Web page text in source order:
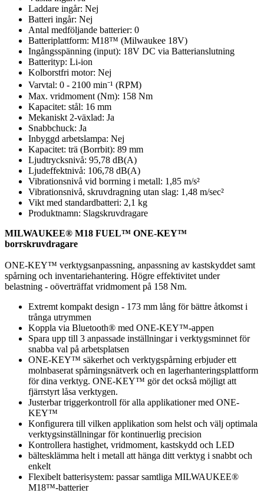
Laddare ingår: Nej
Batteri ingår: Nej
Antal medföljande batterier: 0
Batteriplattform: M18™ (Milwaukee 18V)
Ingångsspänning (input): 18V DC via Batterianslutning
Batterityp: Li-ion
Kolborstfri motor: Nej
Varvtal: 0 - 2100 min⁻¹ (RPM)
Max. vridmoment (Nm): 158 Nm
Kapacitet: stål: 16 mm
Mekaniskt 2-växlad: Ja
Snabbchuck: Ja
Inbyggd arbetslampa: Nej
Kapacitet: trä (Borrbit): 89 mm
Ljudtrycksnivå: 95,78 dB(A)
Ljudeffektnivå: 106,78 dB(A)
Vibrationsnivå vid borrning i metall: 1,85 m/s²
Vibrationsnivå, skruvdragning utan slag: 1,48 m/sec²
Vikt med standardbatteri: 2,1 kg
Produktnamn: Slagskruvdragare
MILWAUKEE® M18 FUEL™ ONE-KEY™
borrskruvdragare
ONE-KEY™ verktygsanpassning, anpassning av kastskyddet samt
spårning och inventariehantering. Högre effektivitet under
belastning - oöverträffat vridmoment på 158 Nm.
Extremt kompakt design - 173 mm lång för bättre åtkomst i
trånga utrymmen
Koppla via Bluetooth® med ONE-KEY™-appen
Spara upp till 3 anpassade inställningar i verktygsminnet för
snabba val på arbetsplatsen
ONE-KEY™ säkerhet och verktygspårning erbjuder ett
molnbaserat spårningsnätverk och en lagerhanteringsplattform
för dina verktyg. ONE-KEY™ gör det också möjligt att
fjärrstyrt låsa verktygen.
Justerbar triggerkontroll för alla applikationer med ONE-
KEY™
Konfigurera till vilken applikation som helst och välj optimala
verktygsinställningar för kontinuerlig precision
Kontrollera hastighet, vridmoment, kastskydd och LED
bältesklämma helt i metall att hänga ditt verktyg i snabbt och
enkelt
Flexibelt batterisystem: passar samtliga MILWAUKEE®
M18™-batterier